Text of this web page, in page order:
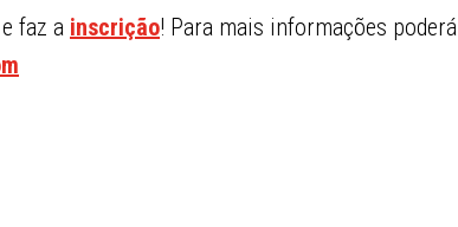
faz a inscrição! Para mais informações poderá